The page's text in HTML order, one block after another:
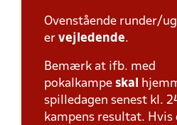
Ovenstående runder/
er vejledende.
Bemærk at ifb. med
pokalkampe skal
spilledagen senest kl.
kampens resultat. Hvis